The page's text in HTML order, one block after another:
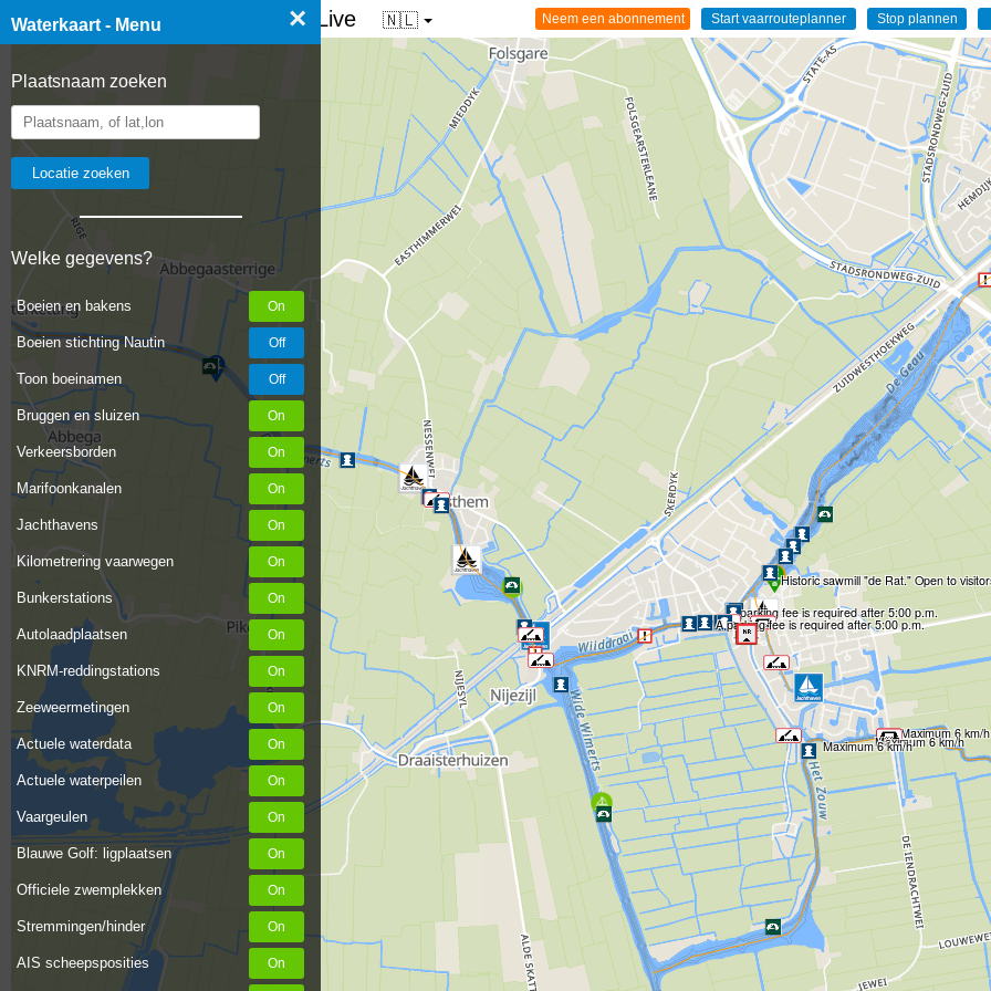
Waterkaart - Menu ×
Plaatsnaam zoeken
Welke gegevens?
Boeien en bakens
Boeien stichting Nautin
Toon boeinamen
Bruggen en sluizen
Verkeersborden
Marifoonkanalen
Jachthavens
Kilometrering vaarwegen
Bunkerstations
Autolaadplaatsen
KNRM-reddingstations
Zeeweermetingen
Actuele waterdata
Actuele waterpeilen
Vaargeulen
Blauwe Golf: ligplaatsen
Officiele zwemplekken
Stremmingen/hinder
AIS scheepsposities
☰ Waterkaart van Nederland - Live 🇳🇱
Historic sawmill "de Rat." Open to
Maximum 6 km/h
Maximum 6 km/h
Maximum 6 km/h
A parking fee is required after 5:00 p.m.
A parking fee is required after 5:00 p.m.